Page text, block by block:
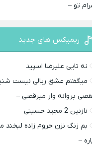
تو –
ریمیکس های جدید
نه تایی علیرضا اسپید
میگفتم عشق ریالی نیست
پروانه وار میرقصی –
نازنین 2 مجید حسینی
بم زنگ نزن حروم زاده لبخند
–